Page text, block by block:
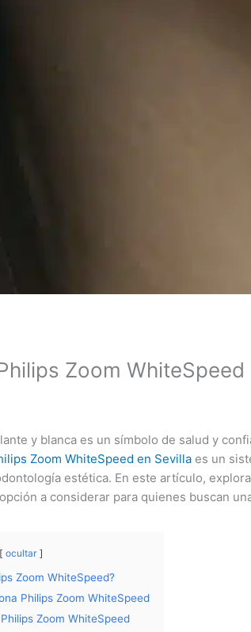
Zoom
y blanca es un símbolo de salud y
Zoom WhiteSpeed en Sevilla es un
estética. En este artículo,
a considerar para quienes buscan
ocultar
Zoom WhiteSpeed?
Philips Zoom WhiteSpeed
Zoom WhiteSpeed